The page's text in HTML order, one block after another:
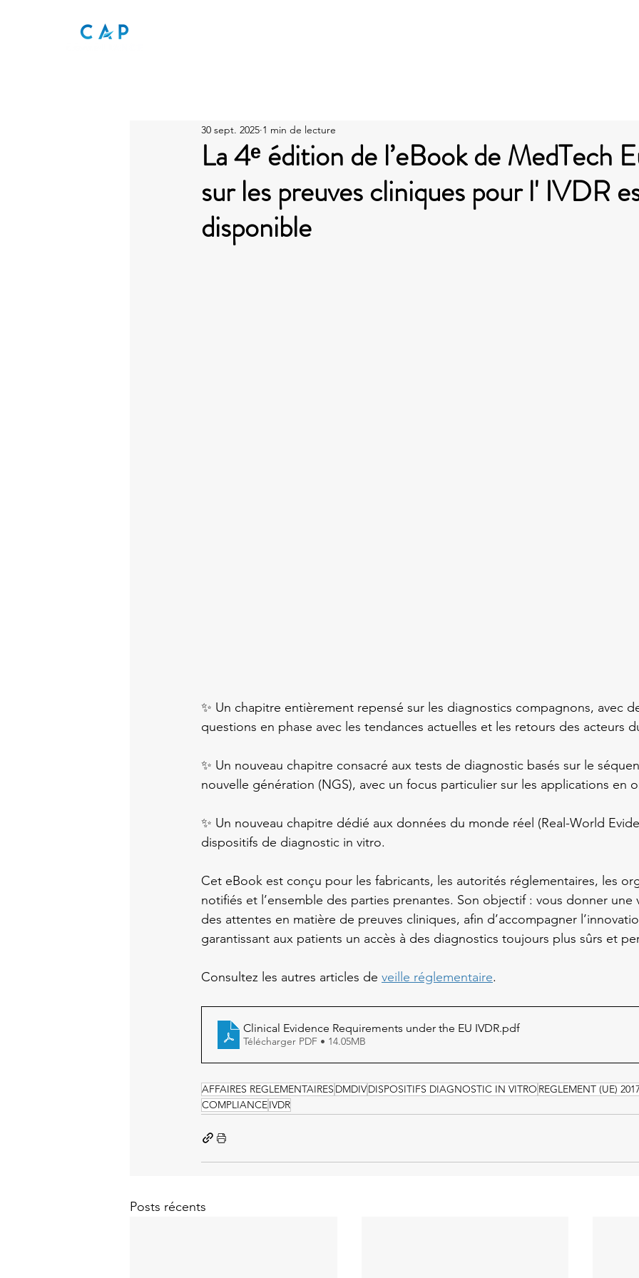
La 4ᵉ édition de l’eBook de MedTech
sur les preuves cliniques pour l' IVDR
disponible
30 sept. 2025 1 min de lecture
✨ Un chapitre entièrement repensé sur les diagnostics compagnons, avec
questions en phase avec les tendances actuelles et les retours des acteurs
✨ Un nouveau chapitre consacré aux tests de diagnostic basés sur le
nouvelle génération (NGS), avec un focus particulier sur les applications en
✨ Un nouveau chapitre dédié aux données du monde réel (Real-World
dispositifs de diagnostic in vitro.
Cet eBook est conçu pour les fabricants, les autorités réglementaires, les
notifiés et l’ensemble des parties prenantes. Son objectif : vous donner une
des attentes en matière de preuves cliniques, afin d’accompagner
garantissant aux patients un accès à des diagnostics toujours plus sûrs et
Consultez les autres articles de veille réglementaire.
Clinical Evidence Requirements under the EU IVDR.pdf
Télécharger PDF • 14.05MB
AFFAIRES REGLEMENTAIRES DMDIVDISPOSITIFS DIAGNOSTIC IN VITRO REGLEMENT (UE)
COMPLIANCEIVDR
Posts récents